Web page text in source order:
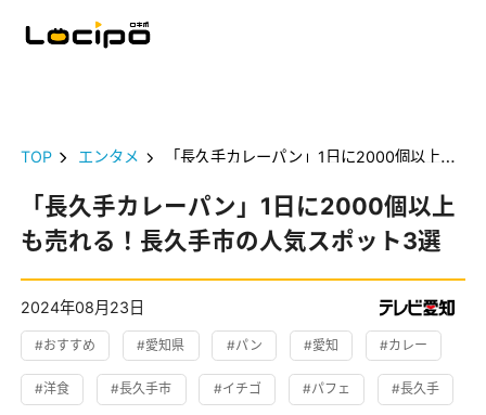
TOP エンタメ 「長久手カレーパン」1日に2000個以上も売れる！長久手市の人気スポット3選
「長久手カレーパン」1日に2000個以上
も売れる！長久手市の人気スポット3選
2024年08月23日
#おすすめ #愛知県 #パン #愛知 #カレー
#洋食 #長久手市 #イチゴ #パフェ #長久手